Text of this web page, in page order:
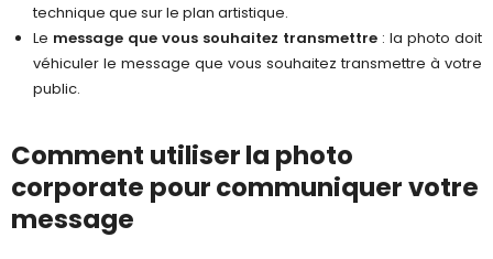
technique que sur le plan artistique.
Le message que vous souhaitez transmettre : la photo doit
véhiculer le message que vous souhaitez transmettre à votre
public.
Comment utiliser la photo
corporate pour communiquer votre
message